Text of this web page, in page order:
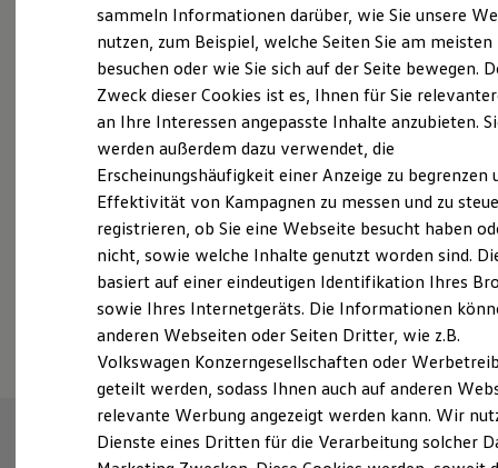
Reichweite
Reichweite der ID. Modelle
Reichweite im Winter
Laden
Laden unterwegs
Laden Zuhause
Ladezeitensimulator
Batterie
Sicherheit
Garantie und Lebensdauer
Nachhaltigkeit
Technologie
Kosten und Kauf
Verbrauchskosten
Kaufoptionen
E-Auto-Förderung
Software und Konnektivität
Die ID. Software 6
ID. Software Versionen und Updates
Digitale Extras
Schnittstellen zu Ihrem ID.
Fahrzeugangebot anfordern
Servicetermin buchen
Serviceanfrage stellen
sammeln Informationen darüber, wie Sie unsere
nutzen, zum Beispiel, welche Seiten Sie am meisten
besuchen oder wie Sie sich auf der Seite bewegen.
Zweck dieser Cookies ist es, Ihnen für Sie
an Ihre Interessen angepasste Inhalte anzubieten.
werden außerdem dazu verwendet, die
Erscheinungshäufigkeit einer Anzeige zu begrenzen
Effektivität von Kampagnen zu messen und zu
registrieren, ob Sie eine Webseite besucht haben
nicht, sowie welche Inhalte genutzt worden sind.
basiert auf einer eindeutigen Identifikation Ihres
sowie Ihres Internetgeräts. Die Informationen
anderen Webseiten oder Seiten Dritter, wie z.B.
Volkswagen Konzerngesellschaften oder
geteilt werden, sodass Ihnen auch auf anderen
relevante Werbung angezeigt werden kann. Wir
Dienste eines Dritten für die Verarbeitung solcher